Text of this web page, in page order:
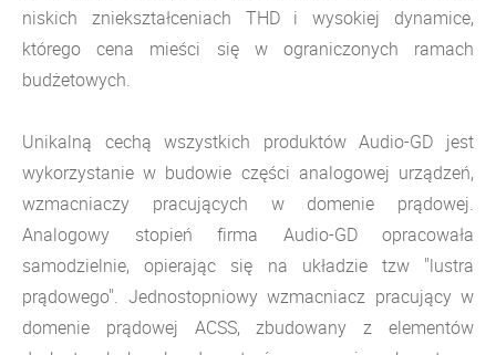
niskich zniekształceniach THD i wysokiej dynamice,
którego cena mieści się w ograniczonych ramach
budżetowych.
Unikalną cechą wszystkich produktów Audio-GD jest
wykorzystanie w budowie części analogowej urządzeń,
wzmacniaczy pracujących w domenie prądowej.
Analogowy stopień firma Audio-GD opracowała
samodzielnie, opierając się na układzie tzw "lustra
prądowego". Jednostopniowy wzmacniacz pracujący w
domenie prądowej ACSS, zbudowany z elementów